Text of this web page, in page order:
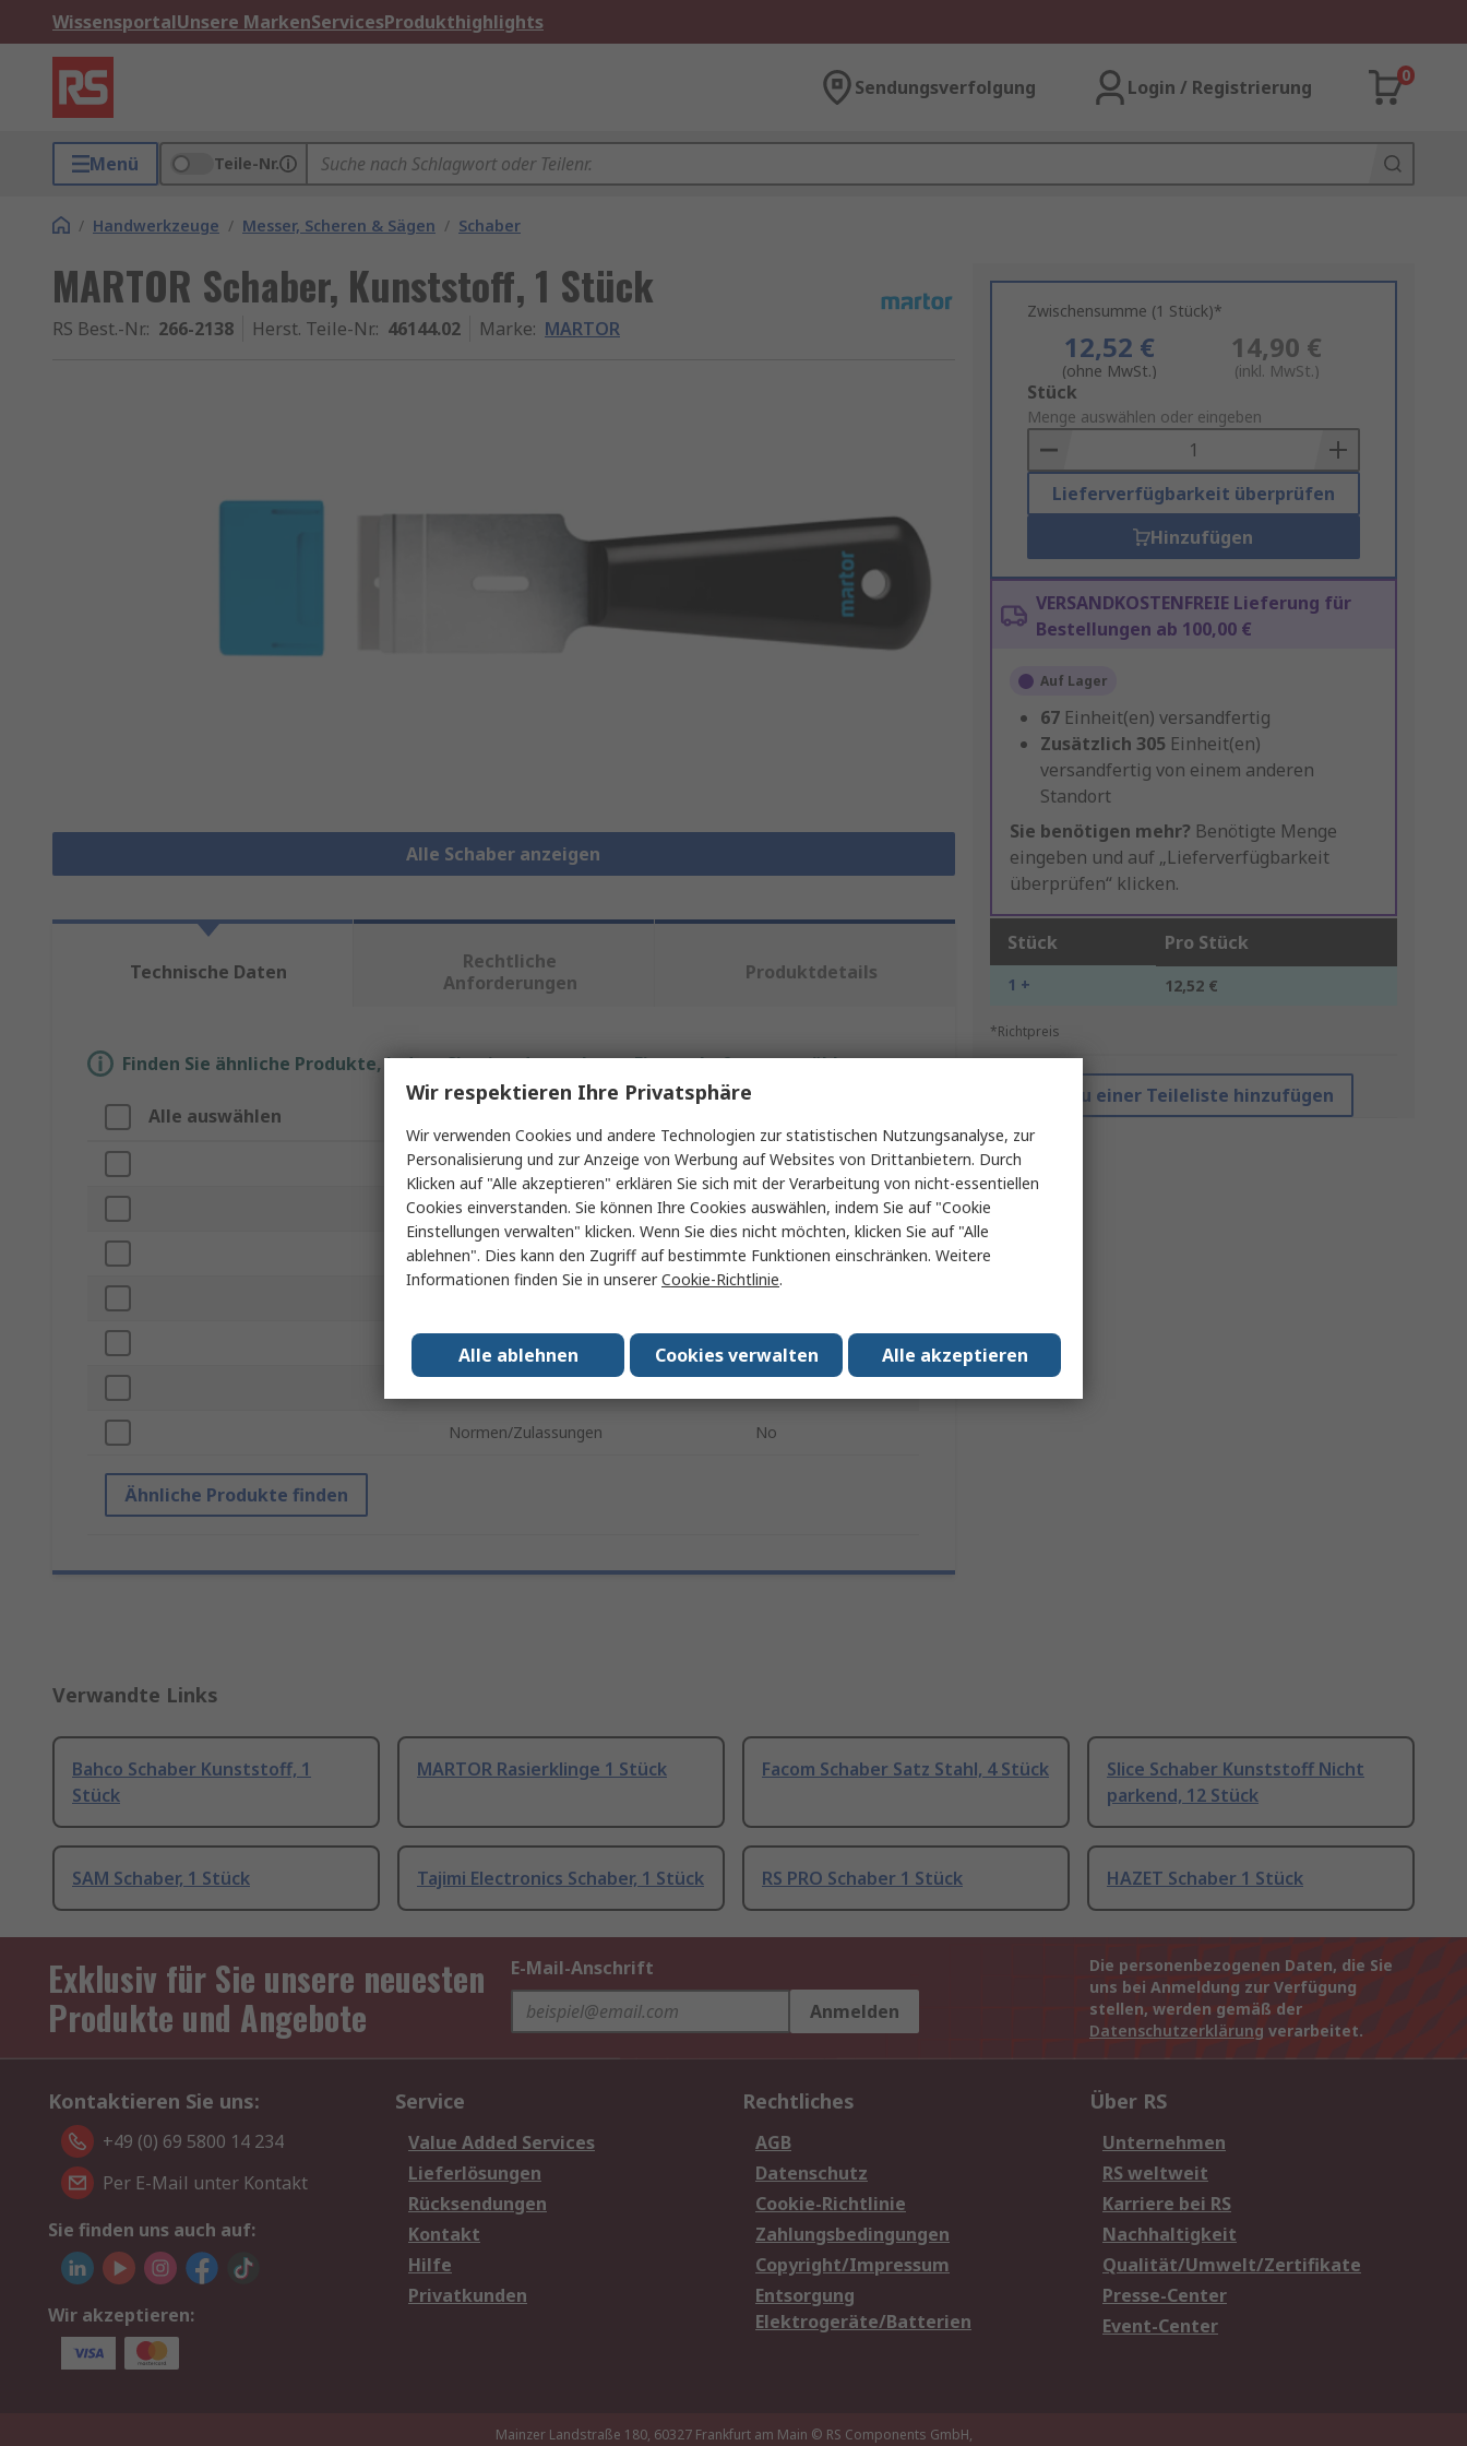
WissensportalUnsere MarkenServicesProdukthighlights
Sendungsverfolgung Login / Registrierung
0
Menü Teile-Nr.
/ Handwerkzeuge / Messer, Scheren & Sägen / Schaber
MARTOR Schaber, Kunststoff, 1 Stück
RS Best.-Nr.: 266-2138 Herst. Teile-Nr.: 46144.02 Marke: MARTOR
Alle Schaber anzeigen
Zwischensumme (1 Stück)*
12,52 €
(ohne MwSt.)
14,90 €
(inkl. MwSt.)
Add
to
Basket
Stück
Menge auswählen oder eingeben
Lieferverfügbarkeit überprüfen
Hinzufügen
VERSANDKOSTENFREIE Lieferung für
Bestellungen ab 100,00 €
Auf Lager
67 Einheit(en) versandfertig
Zusätzlich 305 Einheit(en)
versandfertig von einem anderen
Standort
Sie benötigen mehr? Benötigte Menge
eingeben und auf „Lieferverfügbarkeit
überprüfen“ klicken.
Stück Pro Stück
1 + 12,52 €
*Richtpreis
Zu einer Teileliste hinzufügen
Technische Daten
Rechtliche
Anforderungen
Produktdetails
Finden Sie ähnliche Produkte, indem Sie ein oder mehrere Eigenschaften auswählen.
Alle auswählen
Marke MARTOR
Produkt Typ Schaber
Subtyp Schaber
Normen/Zulassungen No
Ähnliche Produkte finden
Verwandte Links
Bahco Schaber Kunststoff, 1
Stück
MARTOR Rasierklinge 1 Stück Facom Schaber Satz Stahl, 4 Stück
Slice Schaber Kunststoff Nicht
parkend, 12 Stück
SAM Schaber, 1 Stück Tajimi Electronics Schaber, 1 Stück RS PRO Schaber 1 Stück HAZET Schaber 1 Stück
Exklusiv für Sie unsere neuesten
Produkte und Angebote
E-Mail-Anschrift
Anmelden
Die personenbezogenen Daten, die Sie
uns bei Anmeldung zur Verfügung
stellen, werden gemäß der
Datenschutzerklärung verarbeitet.
Kontaktieren Sie uns:
+49 (0) 69 5800 14 234
Per E-Mail unter Kontakt
Sie finden uns auch auf:
Wir akzeptieren:
Service
Value Added Services
Lieferlösungen
Rücksendungen
Kontakt
Hilfe
Privatkunden
Rechtliches
AGB
Datenschutz
Cookie-Richtlinie
Zahlungsbedingungen
Copyright/Impressum
Entsorgung
Elektrogeräte/Batterien
Über RS
Unternehmen
RS weltweit
Karriere bei RS
Nachhaltigkeit
Qualität/Umwelt/Zertifikate
Presse-Center
Event-Center
Mainzer Landstraße 180, 60327 Frankfurt am Main © RS Components GmbH,
Wir respektieren Ihre Privatsphäre
Wir verwenden Cookies und andere Technologien zur statistischen Nutzungsanalyse, zur
Personalisierung und zur Anzeige von Werbung auf Websites von Drittanbietern. Durch
Klicken auf "Alle akzeptieren" erklären Sie sich mit der Verarbeitung von nicht-essentiellen
Cookies einverstanden. Sie können Ihre Cookies auswählen, indem Sie auf "Cookie
Einstellungen verwalten" klicken. Wenn Sie dies nicht möchten, klicken Sie auf "Alle
ablehnen". Dies kann den Zugriff auf bestimmte Funktionen einschränken. Weitere
Informationen finden Sie in unsererCookie-Richtlinie.
Alle akzeptieren
Cookies verwalten
Alle ablehnen